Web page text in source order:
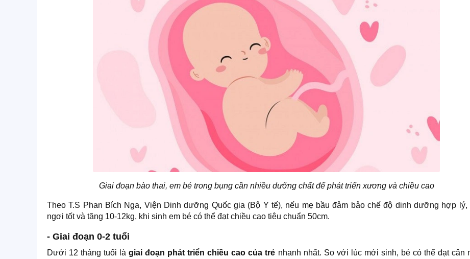
Giai đoạn bào thai, em bé trong bụng cần nhiều dưỡng chất để phát triển xương và chiều cao
Theo T.S Phan Bích Nga, Viện Dinh dưỡng Quốc gia (Bộ Y tế), nếu mẹ bầu đảm bảo chế độ dinh dưỡng hợp lý,
ngơi tốt và tăng 10-12kg, khi sinh em bé có thể đạt chiều cao tiêu chuẩn 50cm.
- Giai đoạn 0-2 tuổi
Dưới 12 tháng tuổi làgiai đoạn phát triển chiều cao của trẻ nhanh nhất. So với lúc mới sinh, bé có thể đạt cân